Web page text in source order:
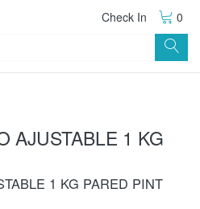
Check In 0
AJUSTABLE 1 KG
1 KG PARED PINT